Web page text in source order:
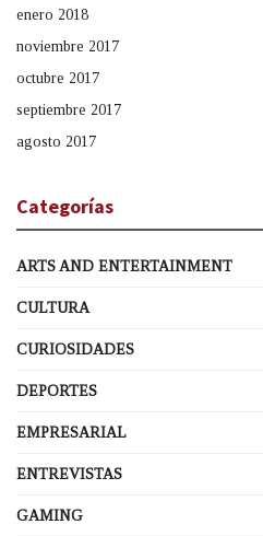
enero 2018
noviembre 2017
octubre 2017
septiembre 2017
agosto 2017
Categorías
ARTS AND ENTERTAINMENT
CULTURA
CURIOSIDADES
DEPORTES
EMPRESARIAL
ENTREVISTAS
GAMING